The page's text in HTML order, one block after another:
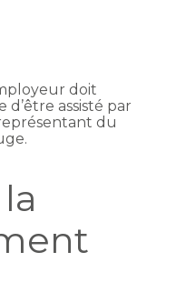
doit
assisté par
du